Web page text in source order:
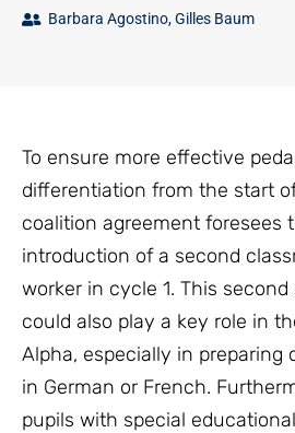
Barbara Agostino,Gilles Baum
To ensure more effective
differentiation from the start
coalition agreement foresees
introduction of a second
worker in cycle 1. This
could also play a key role in
Alpha, especially in preparing
in German or French.
pupils with special